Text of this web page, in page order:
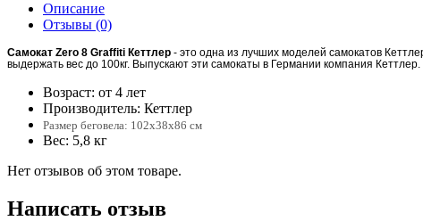
Описание
Отзывы (0)
Самокат Zero 8 Graffiti Кеттлер - это одна из лучших моделей самокатов
выдержать вес до 100кг. Выпускают эти самокаты в Германии компания Кеттлер.
Возраст: от 4 лет
Производитель: Кеттлер
Размер беговела: 102х38х86 см
Вес: 5,8 кг
Нет отзывов об этом товаре.
Написать отзыв